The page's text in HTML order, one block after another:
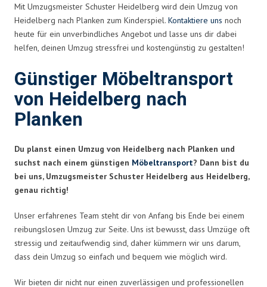
Mit Umzugsmeister Schuster Heidelberg wird dein Umzug von
Heidelberg nach Planken zum Kinderspiel. Kontaktiere uns noch
heute für ein unverbindliches Angebot und lasse uns dir dabei
helfen, deinen Umzug stressfrei und kostengünstig zu gestalten!
Günstiger Möbeltransport
von Heidelberg nach
Planken
Du planst einen Umzug von Heidelberg nach Planken und
suchst nach einem günstigen Möbeltransport? Dann bist du
bei uns, Umzugsmeister Schuster Heidelberg aus Heidelberg,
genau richtig!
Unser erfahrenes Team steht dir von Anfang bis Ende bei einem
reibungslosen Umzug zur Seite. Uns ist bewusst, dass Umzüge oft
stressig und zeitaufwendig sind, daher kümmern wir uns darum,
dass dein Umzug so einfach und bequem wie möglich wird.
Wir bieten dir nicht nur einen zuverlässigen und professionellen